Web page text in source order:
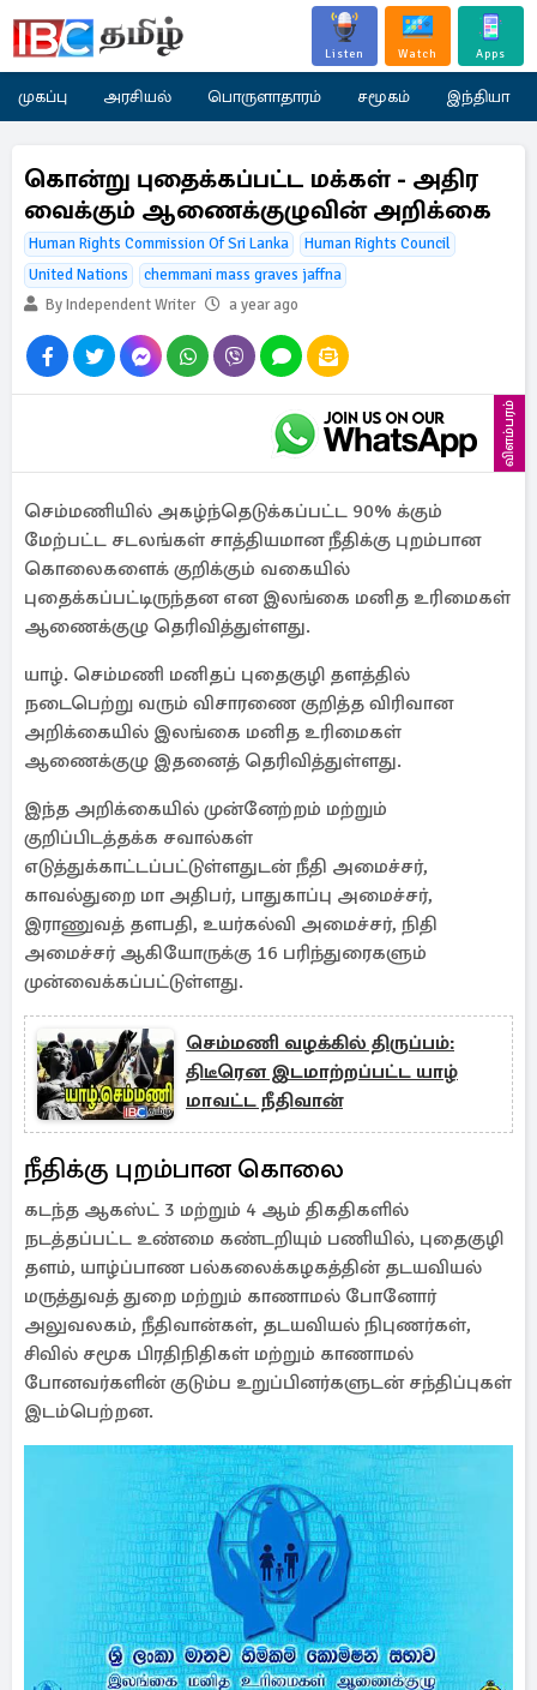
Listen Watch Apps
முகப்பு அரசியல் பொருளாதாரம் சமூகம் இந்தியா
கொன்று புதைக்கப்பட்ட மக்கள் - அதிர
வைக்கும் ஆணைக்குழுவின் அறிக்கை
Human Rights Commission Of Sri Lanka
Human Rights Council
United Nations
chemmani mass graves jaffna
By Independent Writer
a year ago
விளம்பரம்
செம்மணியில் அகழ்ந்தெடுக்கப்பட்ட 90% க்கும்
மேற்பட்ட சடலங்கள் சாத்தியமான நீதிக்கு புறம்பான
கொலைகளைக் குறிக்கும் வகையில்
புதைக்கப்பட்டிருந்தன என இலங்கை மனித உரிமைகள்
ஆணைக்குழு தெரிவித்துள்ளது.
யாழ். செம்மணி மனிதப் புதைகுழி தளத்தில்
நடைபெற்று வரும் விசாரணை குறித்த விரிவான
அறிக்கையில் இலங்கை மனித உரிமைகள்
ஆணைக்குழு இதனைத் தெரிவித்துள்ளது.
இந்த அறிக்கையில் முன்னேற்றம் மற்றும்
குறிப்பிடத்தக்க சவால்கள்
எடுத்துக்காட்டப்பட்டுள்ளதுடன் நீதி அமைச்சர்,
காவல்துறை மா அதிபர், பாதுகாப்பு அமைச்சர்,
இராணுவத் தளபதி, உயர்கல்வி அமைச்சர், நிதி
அமைச்சர் ஆகியோருக்கு 16 பரிந்துரைகளும்
முன்வைக்கப்பட்டுள்ளது.
செம்மணி வழக்கில் திருப்பம்:
திடீரென இடமாற்றப்பட்ட யாழ்
மாவட்ட நீதிவான்
நீதிக்கு புறம்பான கொலை
கடந்த ஆகஸ்ட் 3 மற்றும் 4 ஆம் திகதிகளில்
நடத்தப்பட்ட உண்மை கண்டறியும் பணியில், புதைகுழி
தளம், யாழ்ப்பாண பல்கலைக்கழகத்தின் தடயவியல்
மருத்துவத் துறை மற்றும் காணாமல் போனோர்
அலுவலகம், நீதிவான்கள், தடயவியல் நிபுணர்கள்,
சிவில் சமூக பிரதிநிதிகள் மற்றும் காணாமல்
போனவர்களின் குடும்ப உறுப்பினர்களுடன் சந்திப்புகள்
இடம்பெற்றன.